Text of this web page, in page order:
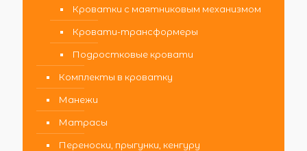
Кроватки с маятниковым механизмом
Кровати-трансформеры
Подростковые кровати
Комплекты в кроватку
Манежи
Матрасы
Переноски, прыгунки, кенгуру